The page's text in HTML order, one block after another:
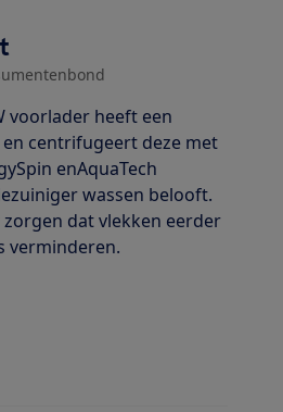
voorlader heeft een
centrifugeert deze met
enAquaTech
wassen belooft.
dat vlekken eerder
verminderen.
voor Vulgewicht